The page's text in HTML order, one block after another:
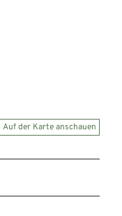
Auf der Karte anschauen